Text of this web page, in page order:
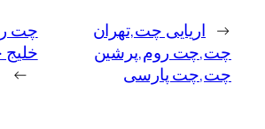
اریایی چت,تهران
چت,چت روم,پرشین
چت,چت پارسی
چت روم
خلیج چت